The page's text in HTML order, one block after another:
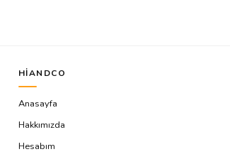
HIANDCO
Anasayfa
Hakkımızda
Hesabım